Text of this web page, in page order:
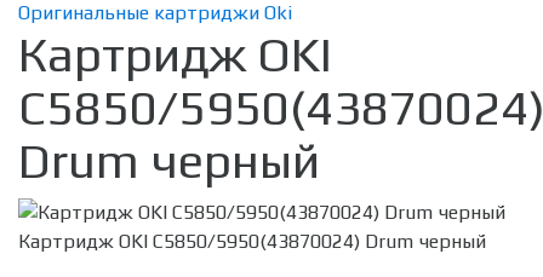
Оригинальные картриджи Oki
Картридж OKI
C5850/
Drum черный
Картридж OKI C5850/5950(43870024) Drum черный